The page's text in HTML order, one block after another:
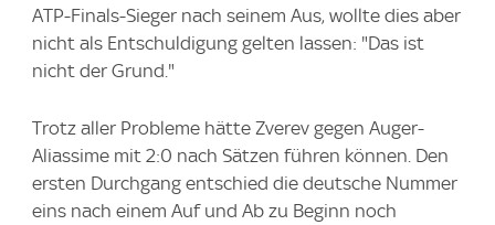
ATP-Finals-Sieger nach seinem Aus, wollte dies aber
nicht als Entschuldigung gelten lassen: "Das ist
nicht der Grund."
Trotz aller Probleme hätte Zverev gegen Auger-
Aliassime mit 2:0 nach Sätzen führen können. Den
ersten Durchgang entschied die deutsche Nummer
eins nach einem Auf und Ab zu Beginn noch